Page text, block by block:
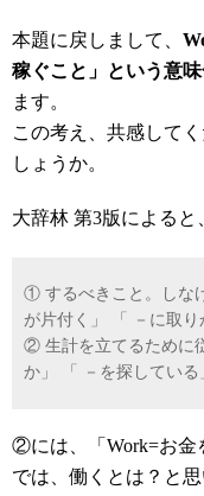
本題に戻しまして、
稼ぐこと」という意
ます。
この考え、共感して
しょうか。
大辞林 第3版によると
① するべきこと。しな
が片付く」 「 －に取り
② 生計を立てるために
か」 「 －を探している
②には、「Work=お金
では、働くとは？と